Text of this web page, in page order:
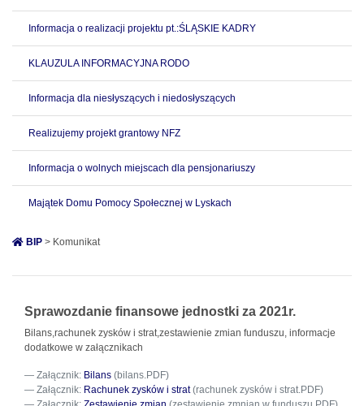
Informacja o realizacji projektu pt.:ŚLĄSKIE KADRY
KLAUZULA INFORMACYJNA RODO
Informacja dla niesłyszących i niedosłyszących
Realizujemy projekt grantowy NFZ
Informacja o wolnych miejscach dla pensjonariuszy
Majątek Domu Pomocy Społecznej w Lyskach
BIP > Komunikat
Sprawozdanie finansowe jednostki za 2021r.
Bilans,rachunek zysków i strat,zestawienie zmian funduszu, informacje
dodatkowe w załącznikach
Załącznik: Bilans (bilans.PDF)
Załącznik: Rachunek zysków i strat(rachunek zysków i strat.PDF)